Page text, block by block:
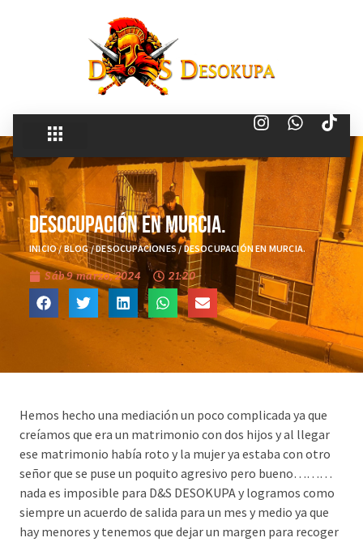
Desocupación en Murcia.
INICIO/BLOG/DESOCUPACIONES/DESOCUPACIÓN EN MURCIA.
Sáb 9 marzo, 2024 21:20
Hemos hecho una mediación un poco complicada ya que
creíamos que era un matrimonio con dos hijos y al llegar
ese matrimonio había roto y la mujer ya estaba con otro
señor que se puse un poquito agresivo pero bueno………
nada es imposible para D&S DESOKUPA y logramos como
siempre un acuerdo de salida para un mes y medio ya que
hay menores y tenemos que dejar un margen para recoger